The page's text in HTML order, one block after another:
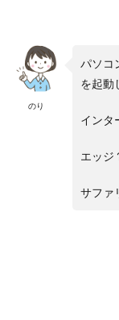
のり
パソコ
を起動
インタ
エッジ
サファ